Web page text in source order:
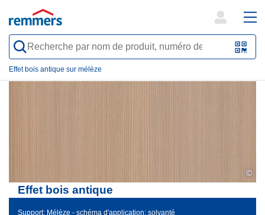
QR-
oder
search
form
Effet bois antique sur mélèze
©
Effet bois antique
Support: Mélèze - schéma d'application: solvanté